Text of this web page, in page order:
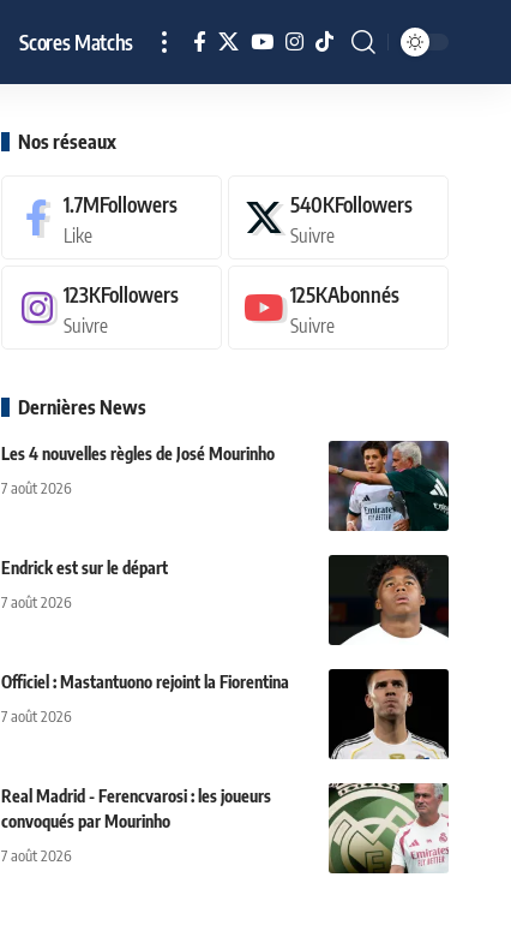
Scores Matchs
Nos réseaux
1.7MFollowers
Like
540KFollowers
Suivre
123KFollowers
Suivre
125KAbonnés
Suivre
Dernières News
Les 4 nouvelles règles de José Mourinho
7 août 2026
Endrick est sur le départ
7 août 2026
Officiel : Mastantuono rejoint la Fiorentina
7 août 2026
Real Madrid - Ferencvarosi : les joueurs
convoqués par Mourinho
7 août 2026